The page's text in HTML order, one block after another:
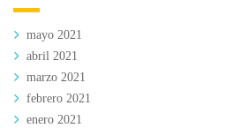
mayo 2021
abril 2021
marzo 2021
febrero 2021
enero 2021